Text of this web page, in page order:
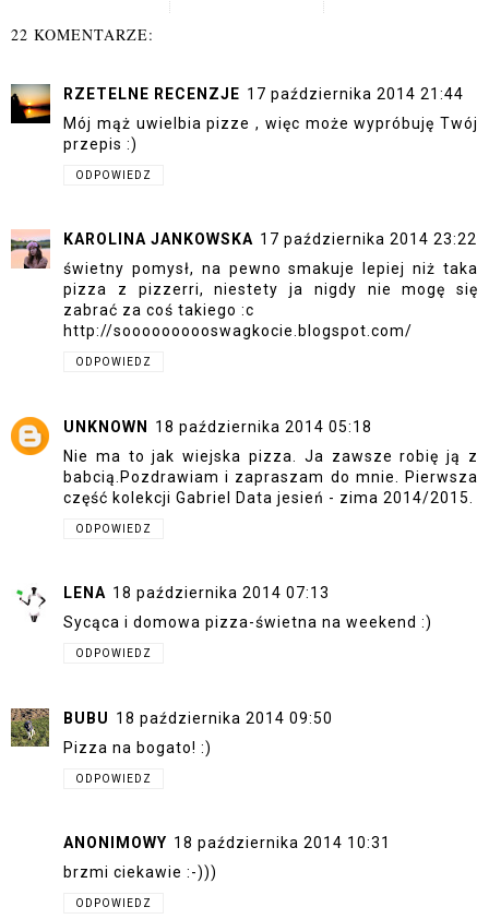
22 KOMENTARZE:
RZETELNE RECENZJE 17 października 2014 21:44
Mój mąż uwielbia pizze , więc może wypróbuję Twój
przepis :)
ODPOWIEDZ
KAROLINA JANKOWSKA 17 października 2014 23:22
świetny pomysł, na pewno smakuje lepiej niż taka
pizza z pizzerri, niestety ja nigdy nie mogę się
zabrać za coś takiego :c
http://soooooooooswagkocie.blogspot.com/
ODPOWIEDZ
UNKNOWN
18 października 2014 05:18
Nie ma to jak wiejska pizza. Ja zawsze robię ją z
babcią.Pozdrawiam i zapraszam do mnie. Pierwsza
część kolekcji Gabriel Data jesień - zima 2014/2015.
ODPOWIEDZ
LENA 18 października 2014 07:13
Sycąca i domowa pizza-świetna na weekend :)
ODPOWIEDZ
BUBU 18 października 2014 09:50
Pizza na bogato! :)
ODPOWIEDZ
ANONIMOWY 18 października 2014 10:31
brzmi ciekawie :-)))
ODPOWIEDZ